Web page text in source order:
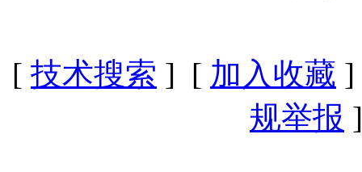
[ 技术搜索 ] [ 加入收藏
规举报